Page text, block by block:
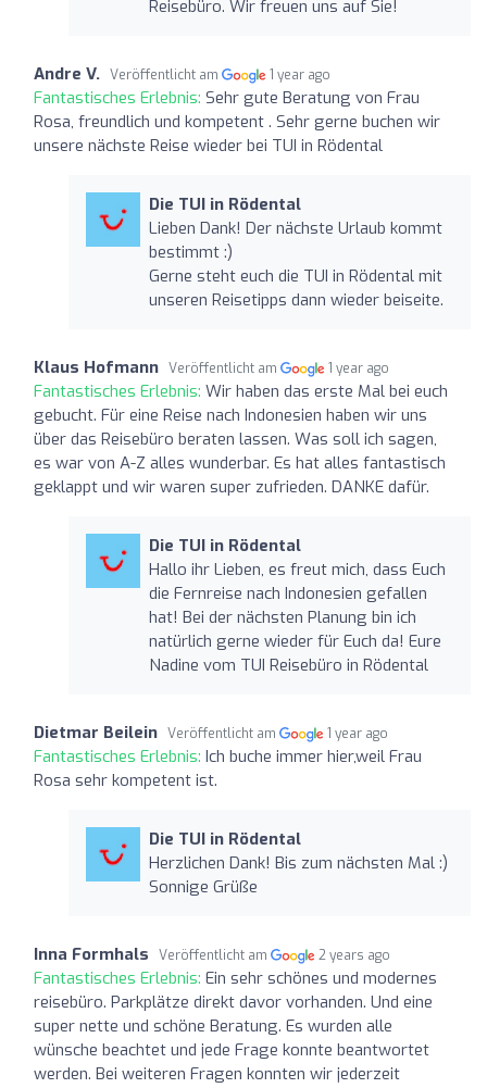
Reisebüro. Wir freuen uns auf Sie!
Andre V. Veröffentlicht am 1 year ago
Fantastisches Erlebnis: Sehr gute Beratung von Frau
Rosa, freundlich und kompetent . Sehr gerne buchen wir
unsere nächste Reise wieder bei TUI in Rödental
Die TUI in Rödental
Lieben Dank! Der nächste Urlaub kommt
bestimmt :)
Gerne steht euch die TUI in Rödental mit
unseren Reisetipps dann wieder beiseite.
Klaus Hofmann Veröffentlicht am 1 year ago
Fantastisches Erlebnis: Wir haben das erste Mal bei euch
gebucht. Für eine Reise nach Indonesien haben wir uns
über das Reisebüro beraten lassen. Was soll ich sagen,
es war von A-Z alles wunderbar. Es hat alles fantastisch
geklappt und wir waren super zufrieden. DANKE dafür.
Die TUI in Rödental
Hallo ihr Lieben, es freut mich, dass Euch
die Fernreise nach Indonesien gefallen
hat! Bei der nächsten Planung bin ich
natürlich gerne wieder für Euch da! Eure
Nadine vom TUI Reisebüro in Rödental
Dietmar Beilein Veröffentlicht am 1 year ago
Fantastisches Erlebnis: Ich buche immer hier,weil Frau
Rosa sehr kompetent ist.
Die TUI in Rödental
Herzlichen Dank! Bis zum nächsten Mal :)
Sonnige Grüße
Inna Formhals Veröffentlicht am 2 years ago
Fantastisches Erlebnis: Ein sehr schönes und modernes
reisebüro. Parkplätze direkt davor vorhanden. Und eine
super nette und schöne Beratung. Es wurden alle
wünsche beachtet und jede Frage konnte beantwortet
werden. Bei weiteren Fragen konnten wir jederzeit